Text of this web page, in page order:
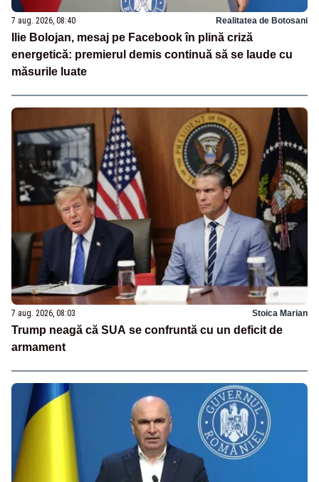
7 aug. 2026, 08:40 Realitatea de Botosani
Ilie Bolojan, mesaj pe Facebook în plină criză
energetică: premierul demis continuă să se laude cu
măsurile luate
7 aug. 2026, 08:03 Stoica Marian
Trump neagă că SUA se confruntă cu un deficit de
armament